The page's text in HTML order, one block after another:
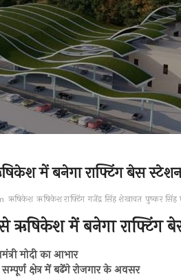
में बनेगा राफ्टिंग बेस स्टेशन
ऋषिकेश ऋषिकेश राफ्टिंग गजेंद्र सिंह शेखावत पुष्कर सिंह
में बनेगा राफ्टिंग
मोदी का आभार
क्षेत्र में बढेंगे रोजगार के अवसर